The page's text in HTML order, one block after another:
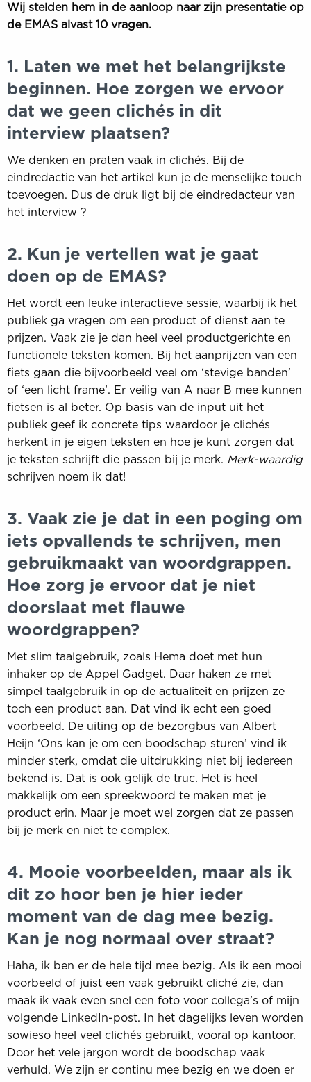
Wij stelden hem in de aanloop naar zijn presentatie op
de EMAS alvast 10 vragen.
1. Laten we met het belangrijkste
beginnen. Hoe zorgen we ervoor
dat we geen clichés in dit
interview plaatsen?
We denken en praten vaak in clichés. Bij de
eindredactie van het artikel kun je de menselijke touch
toevoegen. Dus de druk ligt bij de eindredacteur van
het interview ?
2. Kun je vertellen wat je gaat
doen op de EMAS?
Het wordt een leuke interactieve sessie, waarbij ik het
publiek ga vragen om een product of dienst aan te
prijzen. Vaak zie je dan heel veel productgerichte en
functionele teksten komen. Bij het aanprijzen van een
fiets gaan die bijvoorbeeld veel om ‘stevige banden’
of ‘een licht frame’. Er veilig van A naar B mee kunnen
fietsen is al beter. Op basis van de input uit het
publiek geef ik concrete tips waardoor je clichés
herkent in je eigen teksten en hoe je kunt zorgen dat
je teksten schrijft die passen bij je merk. Merk-waardig
schrijven noem ik dat!
3. Vaak zie je dat in een poging om
iets opvallends te schrijven, men
gebruikmaakt van woordgrappen.
Hoe zorg je ervoor dat je niet
doorslaat met flauwe
woordgrappen?
Met slim taalgebruik, zoals Hema doet met hun
inhaker op de Appel Gadget. Daar haken ze met
simpel taalgebruik in op de actualiteit en prijzen ze
toch een product aan. Dat vind ik echt een goed
voorbeeld. De uiting op de bezorgbus van Albert
Heijn ‘Ons kan je om een boodschap sturen’ vind ik
minder sterk, omdat die uitdrukking niet bij iedereen
bekend is. Dat is ook gelijk de truc. Het is heel
makkelijk om een spreekwoord te maken met je
product erin. Maar je moet wel zorgen dat ze passen
bij je merk en niet te complex.
4. Mooie voorbeelden, maar als ik
dit zo hoor ben je hier ieder
moment van de dag mee bezig.
Kan je nog normaal over straat?
Haha, ik ben er de hele tijd mee bezig. Als ik een mooi
voorbeeld of juist een vaak gebruikt cliché zie, dan
maak ik vaak even snel een foto voor collega’s of mijn
volgende LinkedIn-post. In het dagelijks leven worden
sowieso heel veel clichés gebruikt, vooral op kantoor.
Door het vele jargon wordt de boodschap vaak
verhuld. We zijn er continu mee bezig en we doen er